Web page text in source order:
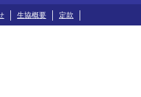
生協概要 定款